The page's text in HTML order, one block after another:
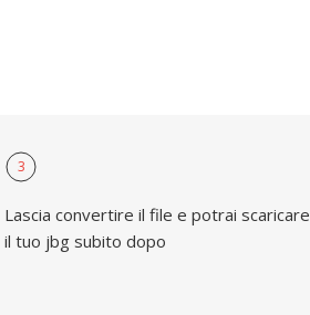
3
Lascia convertire il file e potrai scaricare
il tuo jbg subito dopo